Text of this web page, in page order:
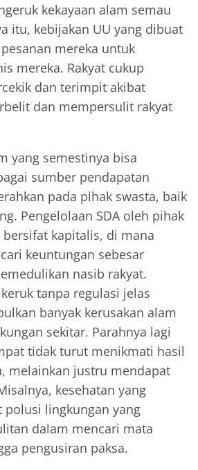
kekayaan alam semau
itu, kebijakan UU yang dibuat
mereka untuk
mereka. Rakyat cukup
dan terimpit akibat
dan mempersulit rakyat
yang semestinya bisa
sumber pendapatan
pada pihak swasta, baik
Pengelolaan SDA oleh pihak
kapitalis, di mana
keuntungan sebesar
nasib rakyat.
tanpa regulasi jelas
banyak kerusakan alam
sekitar. Parahnya lagi
tidak turut menikmati hasil
melainkan justru mendapat
kesehatan yang
polusi lingkungan yang
dalam mencari mata
pengusiran paksa.